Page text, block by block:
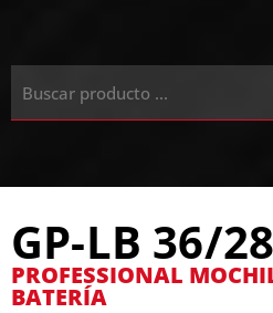
GP-LB 36/
PROFESSIONAL
BATERÍA